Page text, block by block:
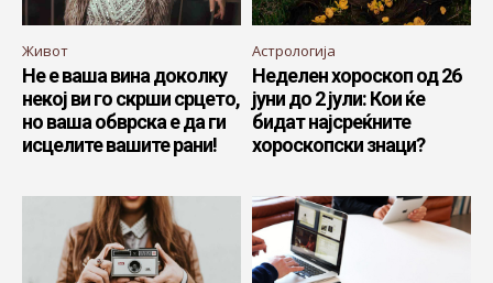
Живот
Не е ваша вина доколку
некој ви го скрши срцето,
но ваша обврска е да ги
исцелите вашите рани!
Астрологија
Неделен хороскоп од 26
јуни до 2 јули: Кои ќе
бидат најсреќните
хороскопски знаци?